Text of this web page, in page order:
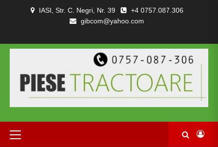
IASI, Str. C. Negri, Nr. 39
+4 0757.087.306
gibcom@yahoo.com
TRACTOARE
SI
COMBINE
NOI
DE
CONFIDENȚIALITATEA
SI
CONDITII
Primary
Menu